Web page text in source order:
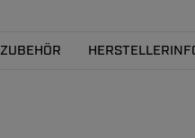
ZUBEHÖR